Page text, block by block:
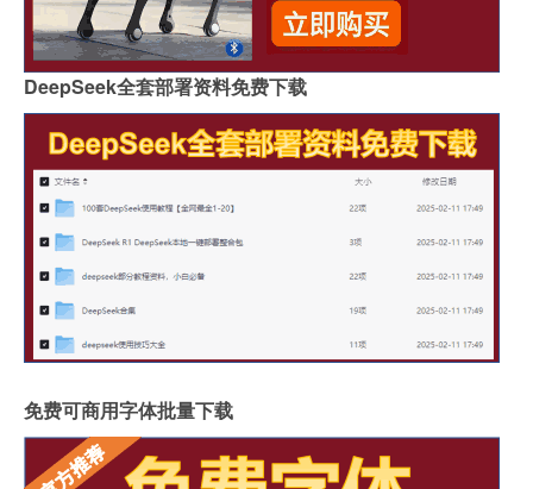
DeepSeek全套部署资料免费下载
免费可商用字体批量下载